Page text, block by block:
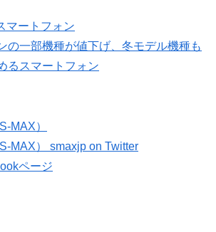
マートフォン
の一部機種が値下げ、冬モデル機種も
るスマートフォン
MAX）
MAX） smaxjp on Twitter
ページ